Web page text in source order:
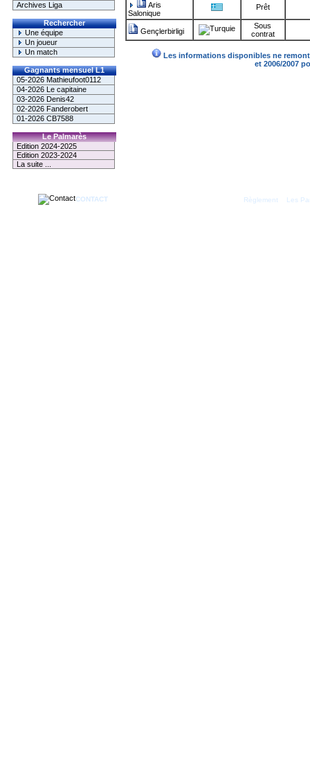
Archives Liga
Rechercher
Une équipe
Un joueur
Un match
Gagnants mensuel L1
05-2026 Mathieufoot0112
04-2026 Le capitaine
03-2026 Denis42
02-2026 Fanderobert
01-2026 CB7588
Le Palmarès
Edition 2024-2025
Edition 2023-2024
La suite ...
Aris
Salonique
Prêt
Gençlerbirligi
Sous
contrat
Les informations disponibles ne
et 2006/2007
CONTACT Règlement Les